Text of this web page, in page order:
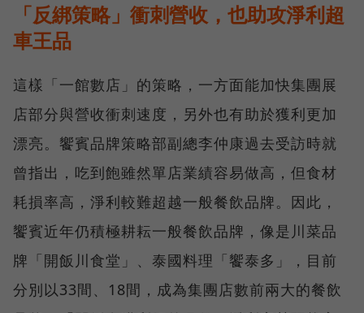
「反綁策略」衝刺營收，也助攻淨利超
車王品
這樣「一館數店」的策略，一方面能加快集團展
店部分與營收衝刺速度，另外也有助於獲利更加
漂亮。饗賓品牌策略部副總李仲康過去受訪時就
曾指出，吃到飽雖然單店業績容易做高，但食材
耗損率高，淨利較難超越一般餐飲品牌。因此，
饗賓近年仍積極耕耘一般餐飲品牌，像是川菜品
牌「開飯川食堂」、泰國料理「饗泰多」，目前
分別以33間、18間，成為集團店數前兩大的餐飲